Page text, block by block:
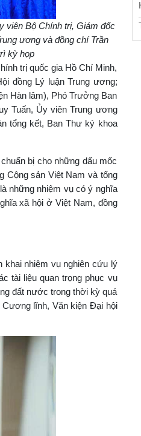
viên Bộ Chính trị, Giám đốc
ương và đồng chí Trần
kỳ họp
trị quốc gia Hồ Chí Minh,
đồng Lý luận Trung ương;
Hàn lâm), Phó Trưởng Ban
Tuấn, Ủy viên Trung ương
tổng kết, Ban Thư ký khoa
bị cho những dấu mốc
Cộng sản Việt Nam và tổng
những nhiệm vụ có ý nghĩa
xã hội ở Việt Nam, đồng
khai nhiệm vụ nghiên cứu lý
tài liệu quan trọng phục vụ
đất nước trong thời kỳ quá
Cương lĩnh, Văn kiện Đại hội